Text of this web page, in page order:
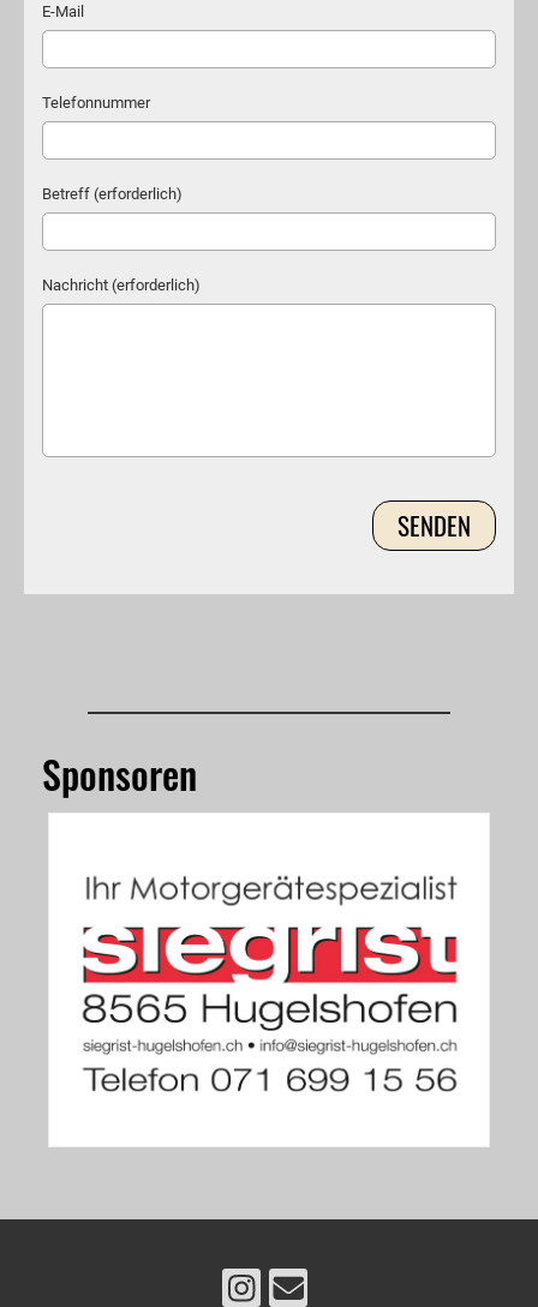
E-Mail
Telefonnummer
Betreff (erforderlich)
Nachricht (erforderlich)
Sponsoren